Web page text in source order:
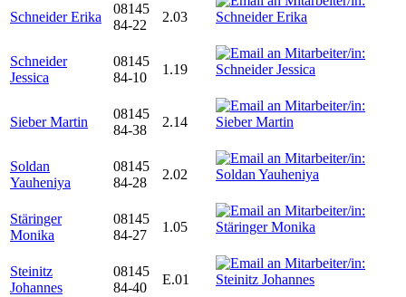
Schneider Erika
08145
84-22
2.03
Schneider
Jessica
08145
84-10
1.19
Sieber Martin
08145
84-38
2.14
Soldan
Yauheniya
08145
84-28
2.02
Stäringer
Monika
08145
84-27
1.05
Steinitz
Johannes
08145
84-40
E.01